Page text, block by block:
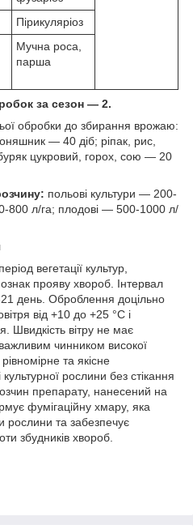
Пірикуляріоз
Мучна роса,
парша
за сезон — 2.
обробки до збирання врожаю:
— 40 діб; ріпак, рис,
цукровий, горох, сою — 20
польові культури — 200-
800 л/га; плодові — 500-1000 л/
вегетації культур,
прояву хвороб. Інтервал
день. Оброблення доцільно
від +10 до +25 °C і
Швидкість вітру не має
чинником високої
та якісне
рослини без стікання
препарату, нанесений на
фумігаційну хмару, яка
рослини та забезпечує
збудників хвороб.